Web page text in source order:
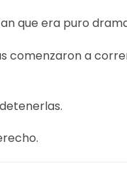
que era puro
comenzaron a